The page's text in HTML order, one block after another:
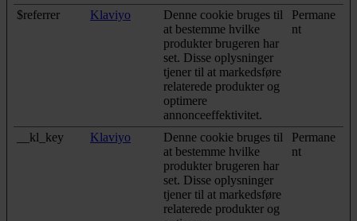
$referrer Klaviyo
Denne cookie bruges til
at bestemme hvilke
produkter brugeren har
set. Disse oplysninger
tjener til at markedsføre
relaterede produkter og
optimere
annonceeffektivitet.
Permane
nt
__kl_key Klaviyo
Denne cookie bruges til
at bestemme hvilke
produkter brugeren har
set. Disse oplysninger
tjener til at markedsføre
relaterede produkter og
Permane
nt